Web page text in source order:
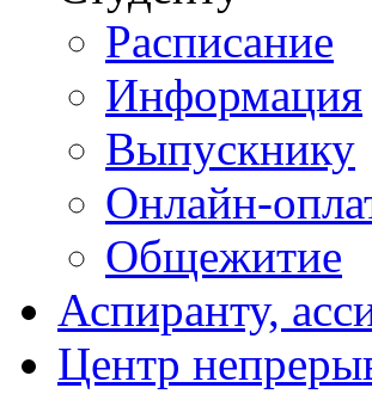
Расписание
Информация
Выпускнику
Онлайн-
Общежитие
Аспиранту,
Центр